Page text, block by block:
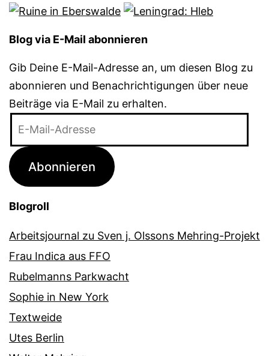
Blog via E-Mail abonnieren
Gib Deine E-Mail-Adresse an, um diesen Blog zu
abonnieren und Benachrichtigungen über neue
Beiträge via E-Mail zu erhalten.
Adresse
Abonnieren
Blogroll
Arbeitsjournal zu Sven j. Olssons Mehring-Projekt
Frau Indica aus FFO
Rubelmanns Parkwacht
Sophie in New York
Textweide
Utes Berlin